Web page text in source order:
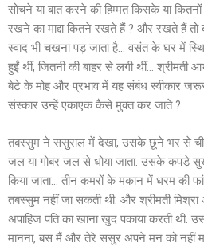
सोचने या बात करने की हिम्मत किसके या
रखने का माद्दा कितने रखते हैं ? और रखते हैं
स्वाद भी चखना पड़ जाता है… वसंत के घर में
हुईं थीं, जितनी की बाहर से लगी थीं… श्रीमती
बेटे के मोह और प्रभाव में यह संबंध स्वीकार
संस्कार उन्हें एकाएक कैसे मुक्त कर जाते ?
तबस्सुम ने ससुराल में देखा, उसके छूने भर से
जल या गोबर जल से धोया जाता. उसके कपड़े
किया जाता… तीन कमरों के मकान में धरम की
तबस्सुम नहीं जा सकती थी. और श्रीमती
अपाहिज पति का खाना खुद पकाया करती थी.
मानना, बस मैं और तेरे ससुर अपने मन को